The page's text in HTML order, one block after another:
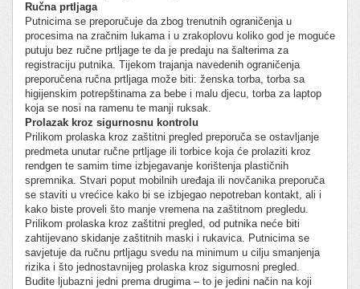
Ručna prtljaga
Putnicima se preporučuje da zbog trenutnih ograničenja u
procesima na zračnim lukama i u zrakoplovu koliko god je moguće
putuju bez ručne prtljage te da je predaju na šalterima za
registraciju putnika. Tijekom trajanja navedenih ograničenja
preporučena ručna prtljaga može biti: ženska torba, torba sa
higijenskim potrepštinama za bebe i malu djecu, torba za laptop
koja se nosi na ramenu te manji ruksak.
Prolazak kroz sigurnosnu kontrolu
Prilikom prolaska kroz zaštitni pregled preporuča se ostavljanje
predmeta unutar ručne prtljage ili torbice koja će prolaziti kroz
rendgen te samim time izbjegavanje korištenja plastičnih
spremnika. Stvari poput mobilnih uređaja ili novčanika preporuča
se staviti u vrećice kako bi se izbjegao nepotreban kontakt, ali i
kako biste proveli što manje vremena na zaštitnom pregledu.
Prilikom prolaska kroz zaštitni pregled, od putnika neće biti
zahtijevano skidanje zaštitnih maski i rukavica. Putnicima se
savjetuje da ručnu prtljagu svedu na minimum u cilju smanjenja
rizika i što jednostavnijeg prolaska kroz sigurnosni pregled.
Budite ljubazni jedni prema drugima – to je jedini način na koji